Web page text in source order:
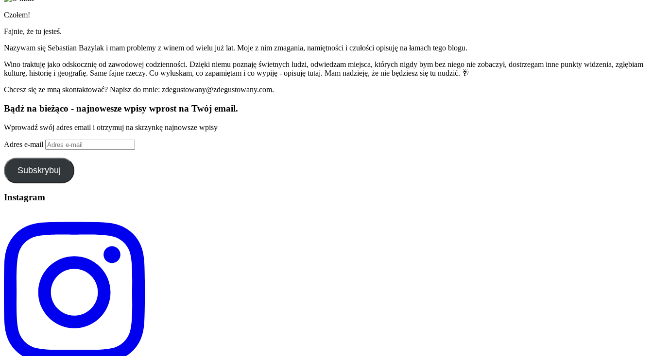
Czołem!
Fajnie, że tu jesteś.
Nazywam się Sebastian Bazylak i mam problemy z winem od wielu już lat. Moje z nim zmagania, namiętności i czułości opisuję na łamach tego blogu.
Wino traktuję jako odskocznię od zawodowej codzienności. Dzięki niemu poznaję świetnych ludzi, odwiedzam miejsca, których nigdy bym bez niego nie zobaczył, dostrzegam inne punkty widzenia, zgłębiam
kulturę, historię i geografię. Same fajne rzeczy. Co wyłuskam, co zapamiętam i co wypiję - opisuję tutaj. Mam nadzieję, że nie będziesz się tu nudzić. 🥂
Chcesz się ze mną skontaktować? Napisz do mnie: zdegustowany@zdegustowany.com.
Bądź na bieżąco - najnowesze wpisy wprost na Twój email.
Wprowadź swój adres email i otrzymuj na skrzynkę najnowsze wpisy
Adres e-mail
Subskrybuj
Instagram